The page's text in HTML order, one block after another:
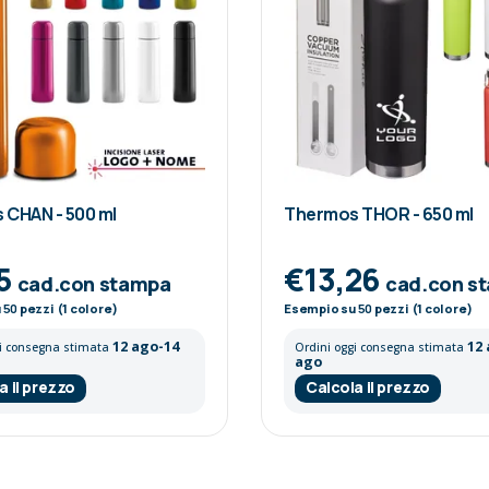
- 500 ml
cad.con stampa
50 pezzi (1 colore)
consegna stimata 12 ago-14
il prezzo
Thermos THOR - 650 ml
€13,26 cad.con
Esempio su50 pezzi (1 colore)
Ordini oggi consegna stimata 12
ago
Calcola il prezzo